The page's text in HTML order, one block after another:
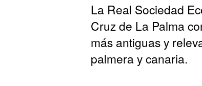
La Real Sociedad
Cruz de La Palma
más antiguas y
palmera y canaria.